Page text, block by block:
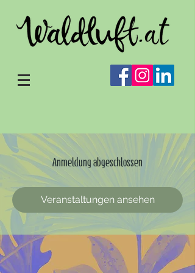
Anmeldung abgeschlossen
Veranstaltungen ansehen